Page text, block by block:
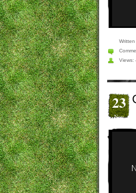
Written
Views:
23
Nov